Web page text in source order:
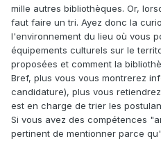
mille autres bibliothèques. Or,
faut faire un tri. Ayez donc la
l'environnement du lieu où vous
équipements culturels sur le
proposées et comment la
Bref, plus vous vous montrerez
candidature), plus vous
est en charge de trier les
Si vous avez des compétences
pertinent de mentionner parce